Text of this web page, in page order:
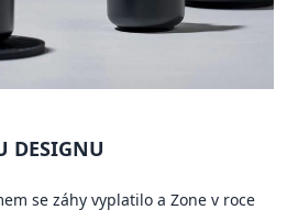
DESIGNU
se záhy vyplatilo a Zone v roce